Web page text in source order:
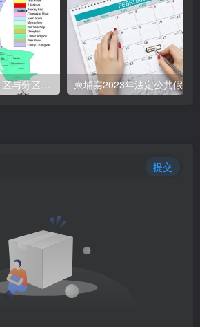
柬埔寨首都金边市各区与分区名称分布 柬埔寨2023年法定公共假期
提交